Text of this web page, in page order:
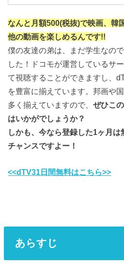
なんと月額500(税抜)で映画、韓
他の動画を楽しめるんです!!
僕の友達の弟は、まだ学生なの
した！ドコモが運営しているサ
て視聴することができますし、
を豊富に揃えています。邦画や
多く揃えていますので、ぜひこ
はいかがでしょうか？
しかも、今なら登録した1ヶ月
チャンスですよー！
<<dTV31日間無料はこちら>>
あらすじ